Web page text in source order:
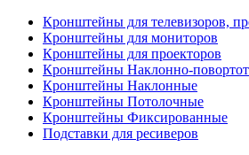
Кронштейны для телевизоров,
Кронштейны для мониторов
Кронштейны для проекторов
Кронштейны Наклонно-
Кронштейны Наклонные
Кронштейны Потолочные
Кронштейны Фиксированные
Подставки для ресиверов